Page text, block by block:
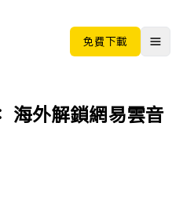
免费下载
海外解锁网易云音